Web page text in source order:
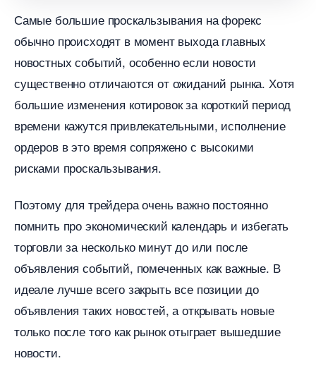
Самые большие проскальзывания на форекс
обычно происходят в момент выхода главных
новостных событий, особенно если новости
существенно отличаются от ожиданий рынка. Хотя
ольшие изменения котировок за короткий период
ремени кажутся привлекательными, исполнение
ордеров в это время сопряжено с высокими
рисками проскальзывания.
Поэтому для трейдера очень важно постоянно
помнить про экономический календарь и избегать
торговли за несколько минут до или после
объявления событий, помеченных как важные.
идеале лучше всего закрыть все позиции до
объявления таких новостей, а открывать новые
только после того как рынок отыграет вышедшие
новости.